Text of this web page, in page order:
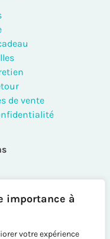
importance à
votre expérience
de vente